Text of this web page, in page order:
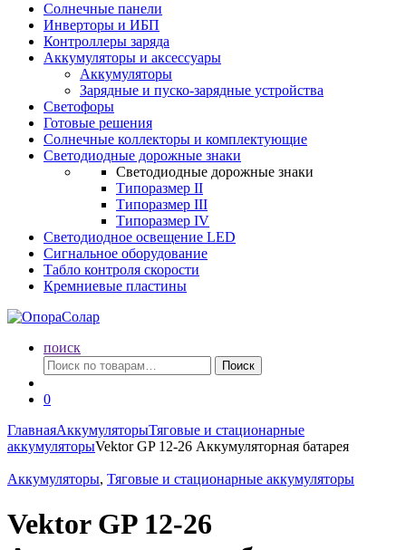
Солнечные панели
Инверторы и ИБП
Контроллеры заряда
Аккумуляторы и аксессуары
Аккумуляторы
Зарядные и пуско-зарядные устройства
Светофоры
Готовые решения
Солнечные коллекторы и комплектующие
Светодиодные дорожные знаки
Светодиодные дорожные знаки
Типоразмер II
Типоразмер III
Типоразмер IV
Светодиодное освещение LED
Сигнальное оборудование
Табло контроля скорости
Кремниевые пластины
поиск
Искать:
Поиск
0
ГлавнаяАккумуляторыТяговые и стационарные
аккумуляторыVektor GP 12-26 Аккумуляторная батарея
Аккумуляторы, Тяговые и стационарные аккумуляторы
Vektor GP 12-26